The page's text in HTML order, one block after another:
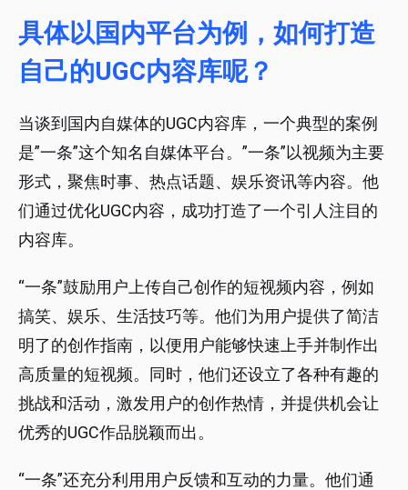
具体以国内平台为例，如何打造
自己的UGC内容库呢？
当谈到国内自媒体的UGC内容库，一个典型的案例
是”一条”这个知名自媒体平台。”一条”以视频为主要
形式，聚焦时事、热点话题、娱乐资讯等内容。他
们通过优化UGC内容，成功打造了一个引人注目的
内容库。
“一条”鼓励用户上传自己创作的短视频内容，例如
搞笑、娱乐、生活技巧等。他们为用户提供了简洁
明了的创作指南，以便用户能够快速上手并制作出
高质量的短视频。同时，他们还设立了各种有趣的
挑战和活动，激发用户的创作热情，并提供机会让
优秀的UGC作品脱颖而出。
“一条”还充分利用用户反馈和互动的力量。他们通